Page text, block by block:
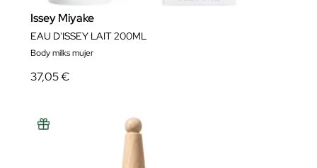
Issey Miyake
EAU D'ISSEY LAIT 200ML
Body milks mujer
37,05 €